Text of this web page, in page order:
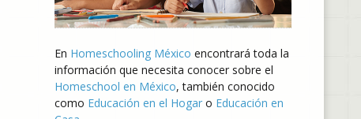
En Homeschooling México encontrará toda la
información que necesita conocer sobre el
Homeschool en México, también conocido
como Educación en el Hogar o Educación en